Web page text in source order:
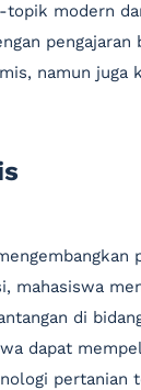
modern
namun juga
mahasiswa
di
dapat
pertanian